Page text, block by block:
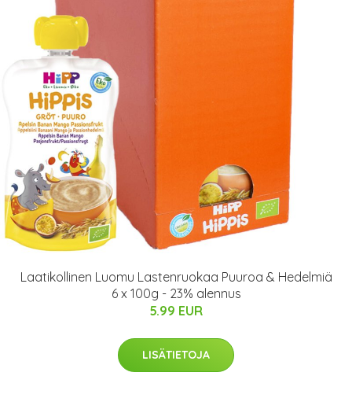
Laatikollinen Luomu Lastenruokaa Puuroa & Hedelmiä
6 x 100g - 23% alennus
5.99 EUR
LISÄTIETOJA